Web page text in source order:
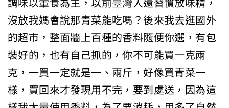
沒放我媽會說那青菜能吃嗎？後來我去逛國外
的超市，整面牆上百種的香料隨便你選，有包
裝好的，也有自己抓的，你不可能買一克兩
克，一買一定就是一、兩斤，好像買青菜一
樣，買回來才發現用不完，要到處送，因為這